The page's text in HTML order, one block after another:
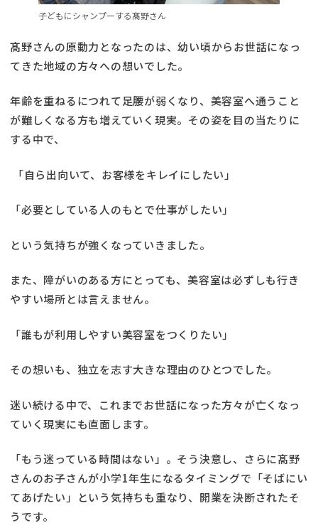
子どもにシャンプーする髙野さん
髙野さんの原動力となったのは、幼い頃からお世話になっ
てきた地域の方々への想いでした。
年齢を重ねるにつれて足腰が弱くなり、美容室へ通うこと
が難しくなる方も増えていく現実。その姿を目の当たりに
する中で、
「自ら出向いて、お客様をキレイにしたい」
「必要としている人のもとで仕事がしたい」
という気持ちが強くなっていきました。
また、障がいのある方にとっても、美容室は必ずしも行き
やすい場所とは言えません。
「誰もが利用しやすい美容室をつくりたい」
その想いも、独立を志す大きな理由のひとつでした。
迷い続ける中で、これまでお世話になった方々が亡くなっ
ていく現実にも直面します。
「もう迷っている時間はない」。そう決意し、さらに髙野
さんのお子さんが小学1年生になるタイミングで「そばにい
てあげたい」という気持ちも重なり、開業を決断されたそ
うです。